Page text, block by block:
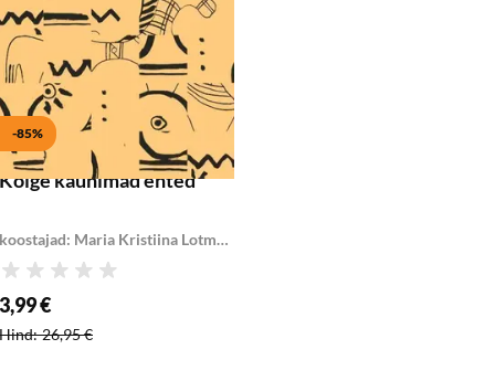
-85%
Kõige kaunimad ehted
koostajad: Maria Kristiina Lotman ja Kristi Viiding
Hinnang
Soodushind
3,99 €
Hind: 26,95 €